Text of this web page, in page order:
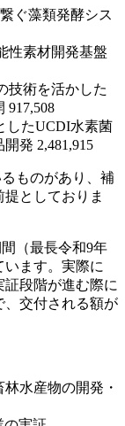
ぐ藻類発酵シス
性素材開発基盤
技術を活かした
917,508
したUCDI水素菌
発 2,481,915
ものがあり、補
としておりま
（最長令和9年
ます。実際に
段階が進む際に
、交付される額が
水産物の開発・